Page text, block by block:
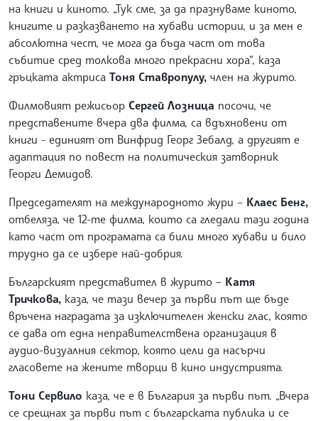
на книги и киното. „Тук сме, за да празнуваме киното,
книгите и разказването на хубави истории, и за мен е
абсолютна чест, че мога да бъда част от това
събитие сред толкова много прекрасни хора“, каза
гръцката актриса Тоня Ставропулу, член на журито.
Филмовият режисьор Сергей Лозница посочи, че
представените вчера два филма, са вдъхновени от
книги - единият от Винфрид Георг Зебалд, а другият е
адаптация по повест на политическия затворник
Георги Демидов.
Председателят на международното жури – Клаес Бенг,
отбеляза, че 12-те филма, които са гледали тази година
като част от програмата са били много хубави и било
трудно да се избере най-добрия.
Българският представител в журито – Катя
Тричкова, каза, че тази вечер за първи път ще бъде
връчена наградата за изключителен женски глас, която
се дава от една неправителствена организация в
аудио-визуалния сектор, която цели да насърчи
гласовете на жените творци в кино индустрията.
Тони Сервило каза, че е в България за първи път. „Вчера
се срещнах за първи път с българската публика и се